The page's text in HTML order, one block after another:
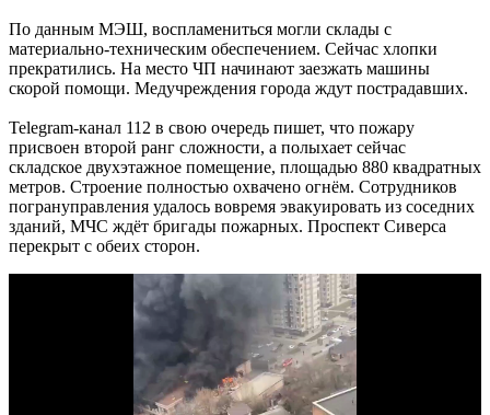
По данным МЭШ, воспламениться могли склады с
материально-техническим обеспечением. Сейчас хлопки
прекратились. На место ЧП начинают заезжать машины
скорой помощи. Медучреждения города ждут пострадавших.
Telegram-канал 112 в свою очередь пишет, что пожару
присвоен второй ранг сложности, а полыхает сейчас
складское двухэтажное помещение, площадью 880 квадратных
метров. Строение полностью охвачено огнём. Сотрудников
погрануправления удалось вовремя эвакуировать из соседних
зданий, МЧС ждёт бригады пожарных. Проспект Сиверса
перекрыт с обеих сторон.